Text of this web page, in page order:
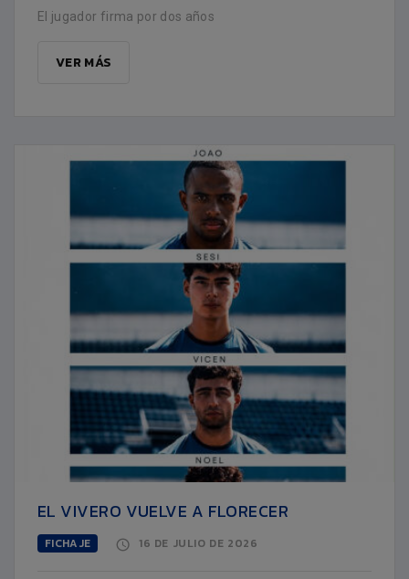
El jugador firma por dos años
VER MÁS
EL VIVERO VUELVE A FLORECER
FICHAJE 16 DE JULIO DE 2026